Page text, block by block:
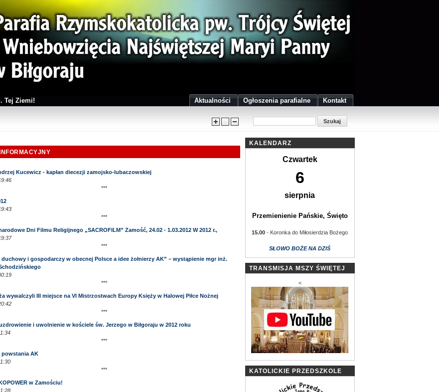
Tej Ziemi! Aktualności Ogłoszenia parafialne Kontakt
Kucewicz - kapłan diecezji zamojsko-lubaczowskiej
***
***
Dni Filmu Religijnego „SACROFILM” Zamość, 24.02 - 1.03.2012 W 2012 r.,
***
i gospodarczy w obecnej Polsce a idee żołnierzy AK” – wystąpienie mgr inż.
***
wywalczyli III miejsce na VI Mistrzostwach Europy Księży w Halowej Piłce Nożnej
***
i uwolnienie w kościele św. Jerzego w Biłgoraju w 2012 roku
***
powstania AK
***
w Zamościu!
KALENDARZ
Czwartek
6
sierpnia
Przemienienie Pańskie, Święto
15.00 - Koronka do Miłosierdzia Bożego
SŁOWO BOŻE NA DZIŚ
TRANSMISJA MSZY ŚWIĘTEJ
<
KATOLICKIE PRZEDSZKOLE